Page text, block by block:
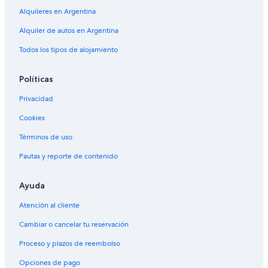
Alquiler de autos cerca de Caballito
Alquiler de autos cerca de Reserva ecológica Costanera Sur
Alquiler de autos cerca de Monserrat
Alquiler de autos cerca de Recoleta Mall
Alquiler de autos cerca de Palermo
Alquiler de autos cerca de Retiro
Alquileres en Argentina
Alquiler de autos en Argentina
Todos los tipos de alojamiento
Políticas
Privacidad
Cookies
Términos de uso
Pautas y reporte de contenido
Ayuda
Atención al cliente
Cambiar o cancelar tu reservación
Proceso y plazos de reembolso
Opciones de pago